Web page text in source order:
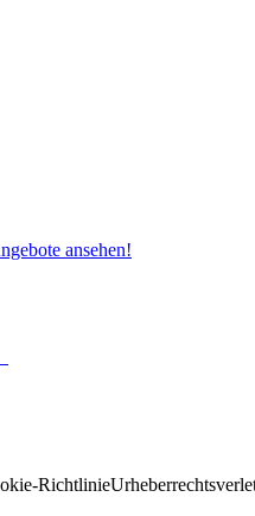
ansehen!
Richtlinie